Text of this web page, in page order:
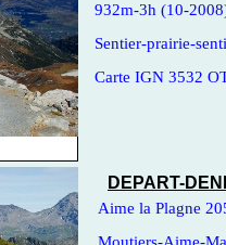
DEPART-
932m-3h (10-
Sentier-prairie-
Carte IGN 3532
Aime la Plagne